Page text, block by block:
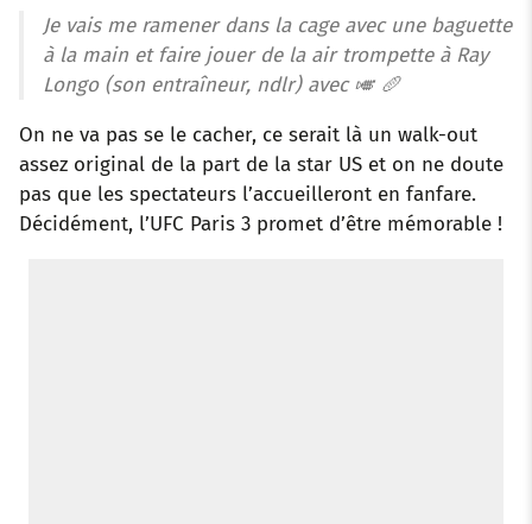
Je vais me ramener dans la cage avec une baguette
à la main et faire jouer de la air trompette à Ray
Longo (son entraîneur, ndlr) avec 🎺 🥖
On ne va pas se le cacher, ce serait là un walk-out
assez original de la part de la star US et on ne doute
pas que les spectateurs l’accueilleront en fanfare.
Décidément, l’UFC Paris 3 promet d’être mémorable !